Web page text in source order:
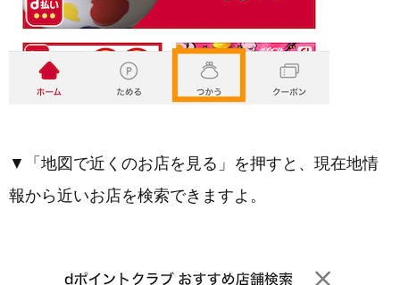
▼「地図で近くのお店を見る」を押すと、現在地情
報から近いお店を検索できますよ。